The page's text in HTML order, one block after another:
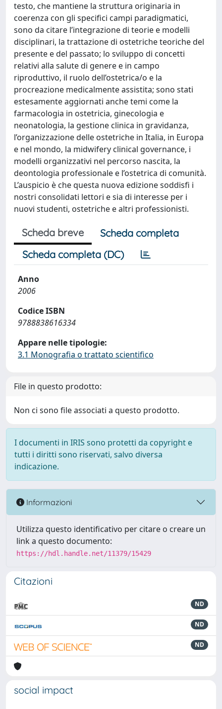
testo, che mantiene la struttura originaria in
coerenza con gli specifici campi paradigmatici,
sono da citare l’integrazione di teorie e modelli
disciplinari, la trattazione di ostetriche teoriche del
presente e del passato; lo sviluppo di concetti
relativi alla salute di genere e in campo
riproduttivo, il ruolo dell’ostetrica/o e la
procreazione medicalmente assistita; sono stati
estesamente aggiornati anche temi come la
farmacologia in ostetricia, ginecologia e
neonatologia, la gestione clinica in gravidanza,
l’organizzazione delle ostetriche in Italia, in Europa
e nel mondo, la midwifery clinical governance, i
modelli organizzativi nel percorso nascita, la
deontologia professionale e l’ostetrica di comunità.
L’auspicio è che questa nuova edizione soddisfi i
nostri consolidati lettori e sia di interesse per i
nuovi studenti, ostetriche e altri professionisti.
Scheda breve
Scheda completa
Scheda completa (DC)
Anno
2006
Codice ISBN
9788838616334
Appare nelle tipologie:
3.1 Monografia o trattato scientifico
File in questo prodotto:
Non ci sono file associati a questo prodotto.
I documenti in IRIS sono protetti da copyright e
tutti i diritti sono riservati, salvo diversa
indicazione.
Informazioni
Utilizza questo identificativo per citare o creare un
link a questo documento:
https://hdl.handle.net/11379/15429
Citazioni
ND
ND
ND
social impact